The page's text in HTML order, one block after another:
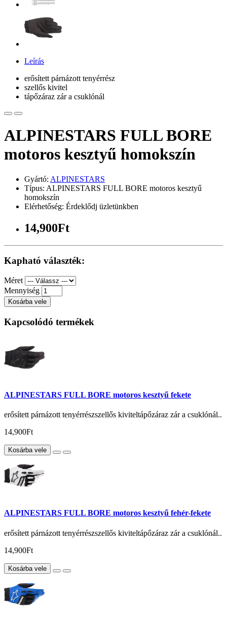
Leírás
erősített párnázott tenyérrész
szellős kivitel
tápőzáraz zár a csuklónál
ALPINESTARS FULL BORE
motoros kesztyű homokszín
Gyártó: ALPINESTARS
Típus: ALPINESTARS FULL BORE motoros kesztyű
homokszín
Elérhetőség: Érdeklődj üzletünkben
14,900Ft
Kapható választék:
Méret
Mennyiség
Kosárba vele
Kapcsolódó termékek
ALPINESTARS FULL BORE motoros kesztyű fekete
erősített párnázott tenyérrészszellős kiviteltápőzáraz zár a csuklónál..
14,900Ft
Kosárba vele
ALPINESTARS FULL BORE motoros kesztyű fehér-fekete
erősített párnázott tenyérrészszellős kiviteltápőzáraz zár a csuklónál..
14,900Ft
Kosárba vele